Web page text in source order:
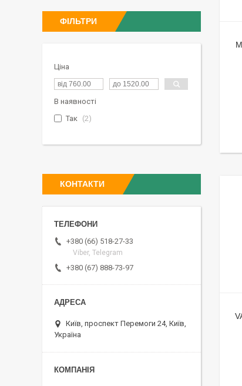
ФІЛЬТРИ
Ціна
В наявності
Так
2
КОНТАКТИ
+380 (66) 518-27-33
Viber, Telegram
+380 (67) 888-73-97
Київ, проспект Перемоги 24, Київ,
Україна